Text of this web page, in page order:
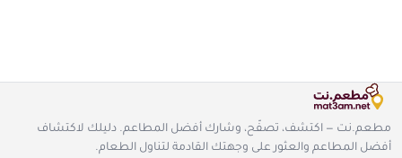
مطعم.نت — اكتشف، تصفّح، وشارك أفضل المطاعم. دليلك لاكتشاف
أفضل المطاعم والعثور على وجهتك القادمة لتناول الطعام.